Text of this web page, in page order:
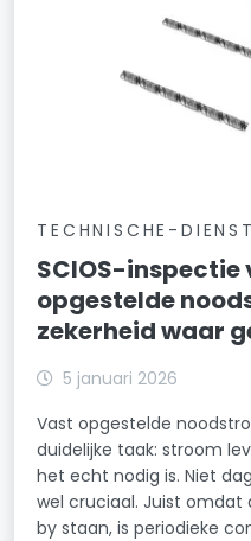
TECHNISCHE-
SCIOS-inspectie
opgestelde
zekerheid waar
5 januari 2026
Vast opgestelde
duidelijke taak: stroom
het echt nodig is. Niet
wel cruciaal. Juist omdat
by staan, is periodieke